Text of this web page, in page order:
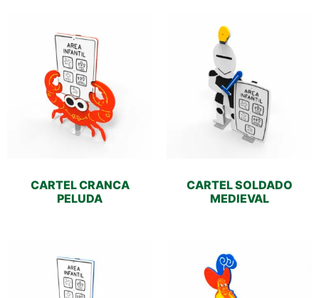
CARTEL CRANCA
PELUDA
CARTEL SOLDADO
MEDIEVAL